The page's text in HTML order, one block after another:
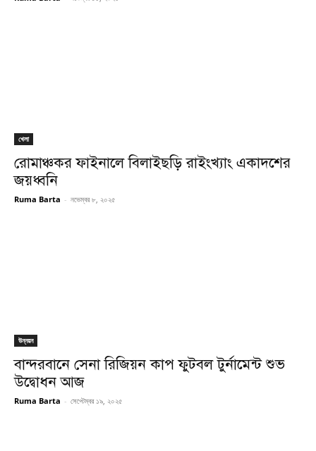
খেলা
রোমাঞ্চকর ফাইনালে বিলাইছড়ি রাইংখ্যাং একাদশের
জয়ধ্বনি
Ruma Barta - নভেম্বর ৮, ২০২৫
উন্নয়ন
বান্দরবানে সেনা রিজিয়ন কাপ ফুটবল টুর্নামেন্ট শুভ
উদ্বোধন আজ
Ruma Barta - সেপ্টেম্বর ১৯, ২০২৫